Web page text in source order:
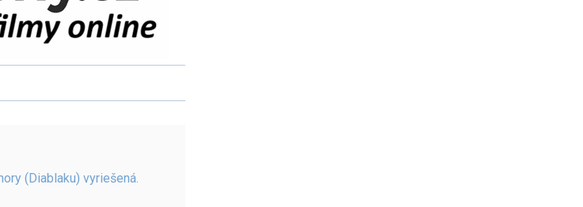
(Diablaku) vyriešená.